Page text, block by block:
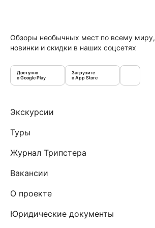
Обзоры необычных мест по всему миру,
новинки и скидки в наших соцсетях
Доступно
в Google Play
Загрузите
в App Store
Экскурсии
Туры
Журнал Трипстера
Вакансии
О проекте
Юридические документы